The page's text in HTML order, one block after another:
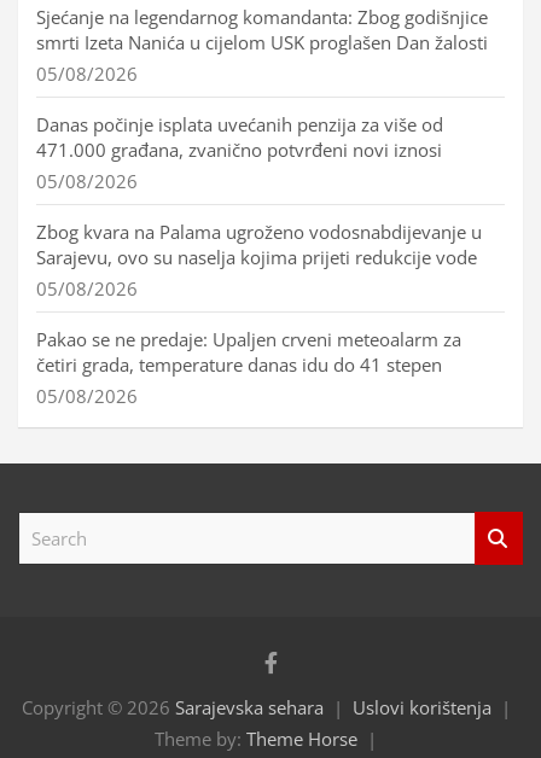
Sjećanje na legendarnog komandanta: Zbog godišnjice
smrti Izeta Nanića u cijelom USK proglašen Dan žalosti
05/08/2026
Danas počinje isplata uvećanih penzija za više od
471.000 građana, zvanično potvrđeni novi iznosi
05/08/2026
Zbog kvara na Palama ugroženo vodosnabdijevanje u
Sarajevu, ovo su naselja kojima prijeti redukcije vode
05/08/2026
Pakao se ne predaje: Upaljen crveni meteoalarm za
četiri grada, temperature danas idu do 41 stepen
05/08/2026
Copyright © 2026 Sarajevska sehara
Uslovi korištenja
Theme by: Theme Horse